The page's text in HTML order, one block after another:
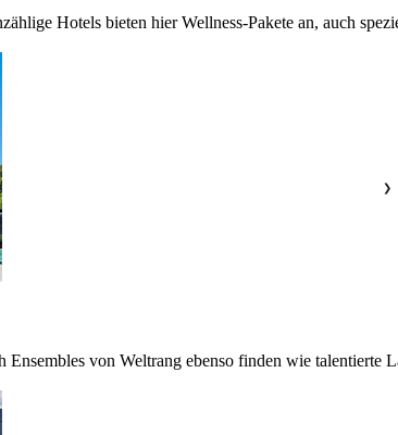
Hotels bieten hier Wellness-Pakete an, auch
von Weltrang ebenso finden wie
❯